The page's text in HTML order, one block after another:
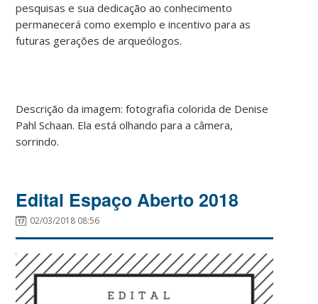
pesquisas e sua dedicação ao conhecimento
permanecerá como exemplo e incentivo para as
futuras gerações de arqueólogos.
Descrição da imagem: fotografia colorida de Denise
Pahl Schaan. Ela está olhando para a câmera,
sorrindo.
Edital Espaço Aberto 2018
02/03/2018 08:56